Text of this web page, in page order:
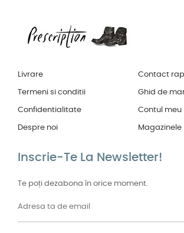
Livrare
Termeni si conditii
Confidentialitate
Despre noi
Contact
Ghid de
Contul meu
Inscrie-Te La Newsletter!
Te poți dezabona în orice moment.